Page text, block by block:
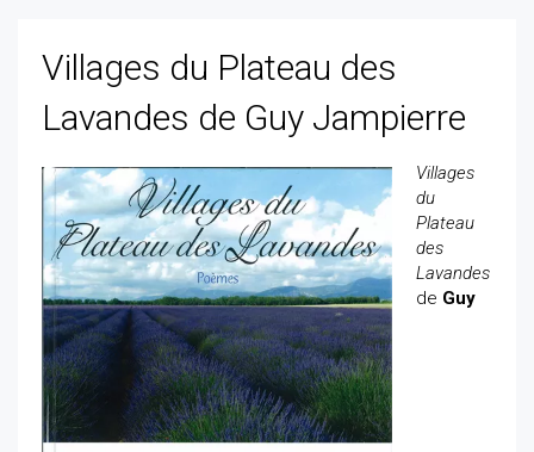
Villages du Plateau des
Lavandes de Guy Jampierre
Villages
du
Plateau
des
Lavandes
de Guy